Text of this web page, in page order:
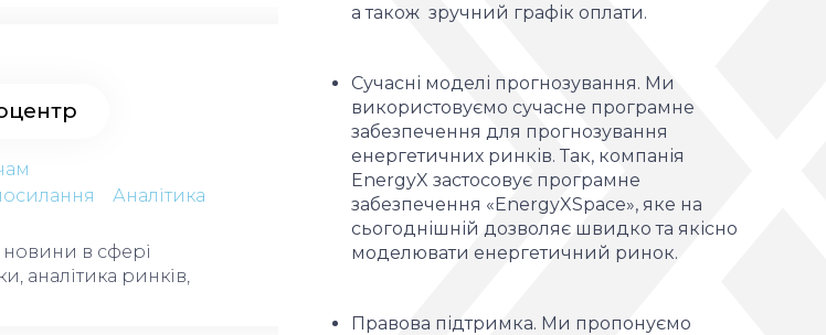
Аналітика
новини в сфері
аналітика ринків,
а також зручний графік оплати.
Сучасні моделі прогнозування. Ми
використовуємо сучасне програмне
забезпечення для прогнозування
енергетичних ринків. Так, компанія
EnergyX застосовує програмне
забезпечення «EnergyXSpace», яке на
сьогоднішній дозволяє швидко та якісно
моделювати енергетичний ринок.
Правова підтримка. Ми пропонуємо